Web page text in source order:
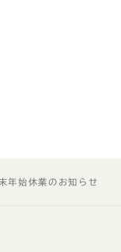
始休業のお知らせ